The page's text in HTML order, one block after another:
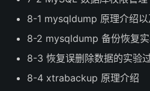
8-1 mysqldump 原理介绍
8-2 mysqldump 备份恢复
8-3 恢复误删除数据的实验
8-4 xtrabackup 原理介绍